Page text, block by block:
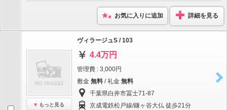
お気に入りに追加 詳細を見る
もっと見る
ヴィラージュS / 103
4.4万円
管理費 : 3,000円
敷金 無料 / 礼金 無料
千葉県白井市冨士71-87
京成電鉄松戸線/鎌ヶ谷大仏 徒歩21分